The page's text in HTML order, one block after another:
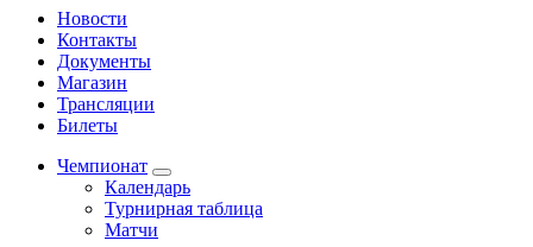
Новости
Контакты
Документы
Магазин
Трансляции
Билеты
Чемпионат
Календарь
Турнирная таблица
Матчи